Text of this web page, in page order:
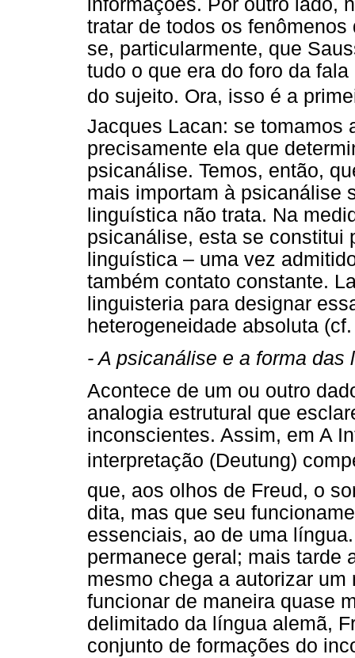
tratar de todos os
se, particularmente, que
tudo o que era do foro da
do sujeito. Ora, isso é a
Jacques Lacan: se tomamos
precisamente ela que
psicanálise. Temos, então,
mais importam à psicanálise
linguística não trata. Na
psicanálise, esta se constitui
linguística – uma vez
também contato constante.
linguisteria para designar
heterogeneidade absoluta
- A psicanálise e a forma das
Acontece de um ou outro
analogia estrutural que
inconscientes. Assim, em A
interpretação (Deutung)
que, aos olhos de Freud, o
dita, mas que seu
essenciais, ao de uma
permanece geral; mais tarde
mesmo chega a autorizar
funcionar de maneira quase
delimitado da língua alemã,
conjunto de formações do